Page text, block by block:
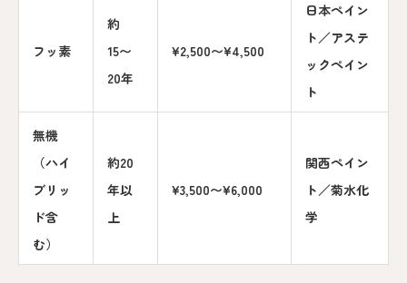
フッ素
約
15〜
20年
¥2,500〜¥4,500
日本ペイン
ト／アステ
ックペイン
ト
無機
（ハイ
ブリッ
ド含
む）
約20
年以
上
¥3,500〜¥6,000
関西ペイン
ト／菊水化
学